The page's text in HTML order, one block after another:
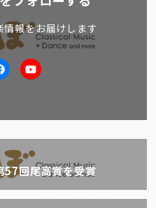
報をお届けします
Youtube
57回尾高賞を受賞